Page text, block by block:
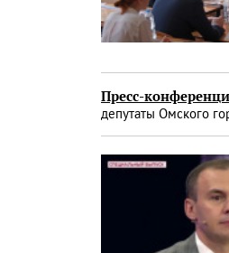
Пресс-
депутаты Омского